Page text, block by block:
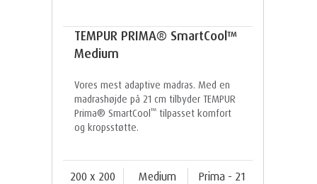
TEMPUR PRIMA® SmartCool™
Medium
Vores mest adaptive madras. Med en
madrashøjde på 21 cm tilbyder TEMPUR
Prima® SmartCool™tilpasset komfort
og kropsstøtte.
200 x 200
Medium
Prima - 21